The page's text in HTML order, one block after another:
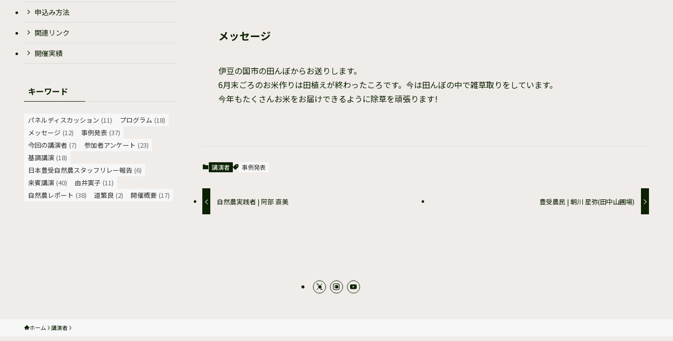
メッセージ
伊豆の国市の田んぼからお送りします。
6月末ごろのお米作りは田植えが終わったころです。今は田んぼの中で雑草取りをしています。
今年もたくさんお米をお届けできるように除草を頑張ります!
講演者 事例発表
自然農実践者 | 阿部 直美 豊受農民 | 朝川 星弥(田中山圃場)
申込み方法
関連リンク
開催実績
キーワード
パネルディスカッション (11) プログラム (18)
メッセージ (12) 事例発表 (37)
今回の講演者 (7) 参加者アンケート (23)
基調講演 (18)
日本豊受自然農スタッフリレー報告 (6)
来賓講演 (40) 由井寅子 (11)
自然農レポート (38) 道繁良 (2) 開催概要 (17)
ホーム 講演者